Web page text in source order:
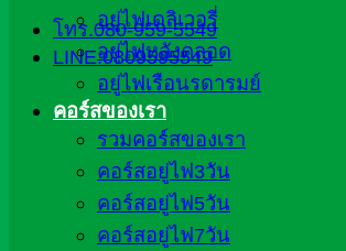
โทร.080-959-5549
LINE:0809595549
อยู่ไฟเดลิเวอรี่
อยู่ไฟหลังคลอด
อยู่ไฟเรือนรดารมย์
คอร์สของเรา
รวมคอร์สของเรา
คอร์สอยู่ไฟ3วัน
คอร์สอยู่ไฟ5วัน
คอร์สอยู่ไฟ7วัน